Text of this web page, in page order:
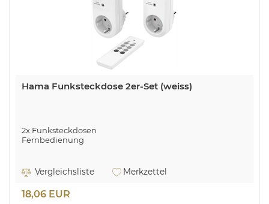
Hama Funksteckdose 2er-Set (weiss)
2x Funksteckdosen
Fernbedienung
Vergleichsliste Merkzettel
18,06 EUR